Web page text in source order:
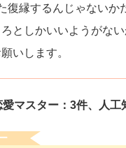
復縁するんじゃないか
としかいいようがな
いします。
マスター：3件、人工